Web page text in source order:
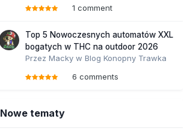
1 comment
Top 5 Nowoczesnych automatów XXL
bogatych w THC na outdoor 2026
Przez Macky w Blog Konopny Trawka
6 comments
Nowe tematy